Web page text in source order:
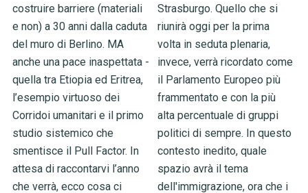
costruire barriere (materiali
e non) a 30 anni dalla caduta
del muro di Berlino. MA
anche una pace inaspettata -
quella tra Etiopia ed Eritrea,
l’esempio virtuoso dei
Corridoi umanitari e il primo
studio sistemico che
smentisce il Pull Factor. In
attesa di raccontarvi l’anno
che verrà, ecco cosa ci
Strasburgo. Quello che si
riunirà oggi per la prima
volta in seduta plenaria,
invece, verrà ricordato come
il Parlamento Europeo più
frammentato e con la più
alta percentuale di gruppi
politici di sempre. In questo
contesto inedito, quale
spazio avrà il tema
dell'immigrazione, ora che i